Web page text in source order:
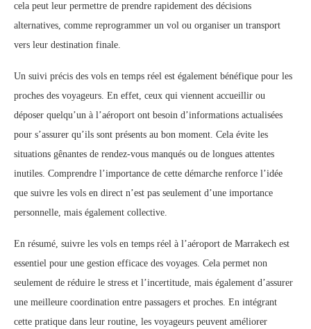
cela peut leur permettre de prendre rapidement des décisions
alternatives, comme reprogrammer un vol ou organiser un transport
vers leur destination finale.
Un suivi précis des vols en temps réel est également bénéfique pour les
proches des voyageurs. En effet, ceux qui viennent accueillir ou
déposer quelqu’un à l’aéroport ont besoin d’informations actualisées
pour s’assurer qu’ils sont présents au bon moment. Cela évite les
situations gênantes de rendez-vous manqués ou de longues attentes
inutiles. Comprendre l’importance de cette démarche renforce l’idée
que suivre les vols en direct n’est pas seulement d’une importance
personnelle, mais également collective.
En résumé, suivre les vols en temps réel à l’aéroport de Marrakech est
essentiel pour une gestion efficace des voyages. Cela permet non
seulement de réduire le stress et l’incertitude, mais également d’assurer
une meilleure coordination entre passagers et proches. En intégrant
cette pratique dans leur routine, les voyageurs peuvent améliorer